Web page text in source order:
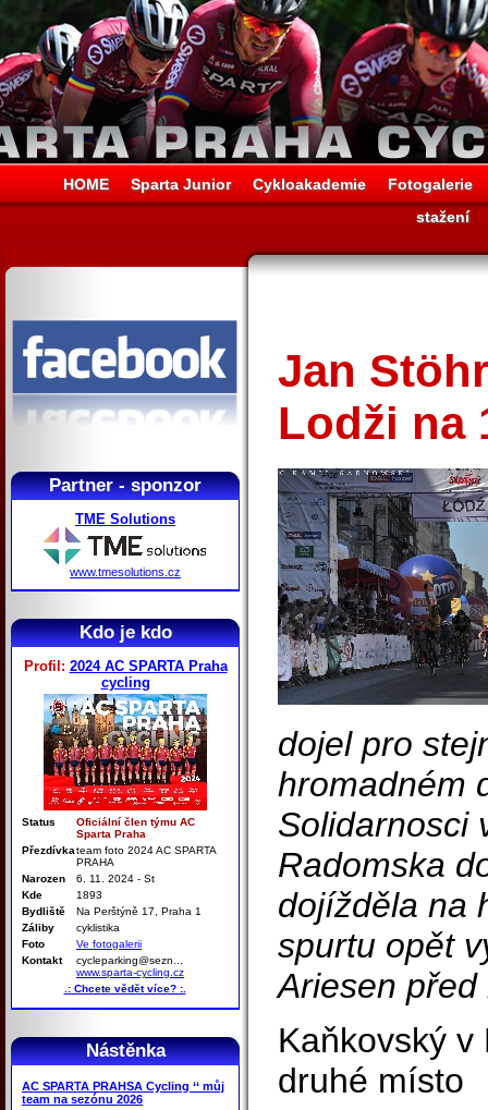
HOME Sparta Junior Cykloakademie
Fotogalerie
stažení
Partner - sponzor
TME Solutions
www.tmesolutions.cz
Kdo je kdo
Profil: 2024 AC SPARTA Praha
cycling
Status
Oficiální člen týmu AC
Sparta Praha
Přezdívkateam foto 2024 AC SPARTA
PRAHA
Narozen
6. 11. 2024 - St
Kde
1893
Bydliště
Na Perštýně 17, Praha 1
Záliby
cyklistika
Foto
Ve fotogalerii
Kontakt
cycleparking@sezn...
www.sparta-cycling.cz
.: Chcete vědět více? :.
Nástěnka
AC SPARTA PRAHSA Cycling ‘‘ můj
team na sezónu 2026
Jan
Lodži na
dojel pro
hromadném
Solidarnosci
Radomska
dojížděla na
spurtu opět
Ariesen
Kaňkovský
druhé místo